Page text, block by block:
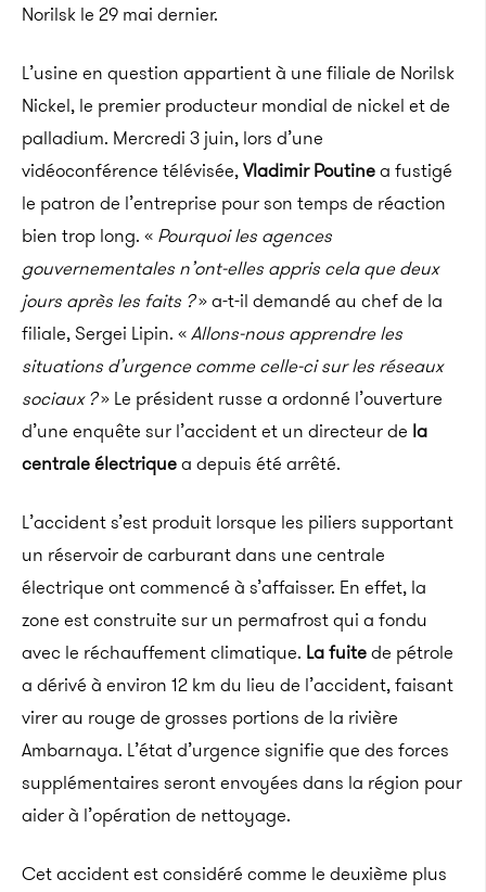
Norilsk le 29 mai dernier.
L’usine en question appartient à une filiale de Norilsk
Nickel, le premier producteur mondial de nickel et de
palladium. Mercredi 3 juin, lors d’une
vidéoconférence télévisée,Vladimir Poutinea fustigé
le patron de l’entreprise pour son temps de réaction
bien trop long. « Pourquoi les agences
gouvernementales n’ont-elles appris cela que deux
jours après les faits ?» a-t-il demandé au chef de la
filiale, Sergei Lipin. «Allons-nous apprendre les
situations d’urgence comme celle-ci sur les réseaux
sociaux ?» Le président russe a ordonné l’ouverture
d’une enquête sur l’accident et un directeur de la
centrale électriquea depuis été arrêté.
L’accident s’est produit lorsque les piliers supportant
un réservoir de carburant dans une centrale
électrique ont commencé à s’affaisser. En effet, la
zone est construite sur un permafrost qui a fondu
avec le réchauffement climatique. La fuitede pétrole
a dérivé à environ 12 km du lieu de l’accident, faisant
virer au rouge de grosses portions de la rivière
Ambarnaya. L’état d’urgence signifie que des forces
supplémentaires seront envoyées dans la région pour
aider à l’opération de nettoyage.
Cet accident est considéré comme le deuxième plus